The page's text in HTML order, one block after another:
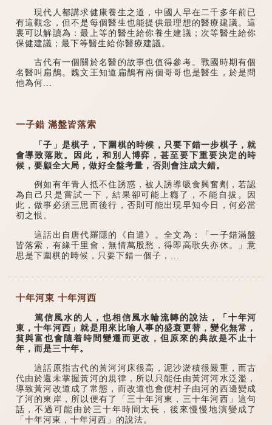
現代人都講求健康養生之道，中國人早在二千多年前已
有這觀念，但不是每個醫生也能提供最理想的醫療建議。這
裏可以解讀為：最上等的醫生給你養生建議；次等醫生給你
保健建議；最下等醫生給你醫療建議。
古代有一個關於名醫的故事也值得參考。戰國時期有個
名醫叫扁鵲。魏文王知道扁鵲有兩個哥哥也是醫生，於是問
他為何...
一子錯 滿盤皆落索
「子」是棋子，下圍棋的時候，只要下錯一步棋子，就
會導致落敗。因此，和別人博弈，甚至要下重要決定的時
候，要顧全大局，做好全盤考量，否則會注成大錯。
例如有年青人抵不住誘惑，被人誘導吸食興奮劑，若認
為自己只是嘗試一下，結果卻可能上癮了，不能自拔。因
此，做事必須三思而後行，否則可能出現早知今日，何必當
初之恨。
這話出自唐代羅隱的《自遣》。全文為：「一子錯滿盤
皆落索，有緣千里會，無情萬股愁，得即高歌失亦休。」意
思是下圍棋的時候，只要下錯一個子，...
十年河東 十年河西
篤信風水的人，也相信風水輪流轉的說法，「十年河
東，十年河西」就是用來比喻人事的盛衰更替，變化無常，
貧與富也會隨着時間變遷而更改，但原來的典故是不止十
年，而是三十年。
這話原指古代的黃河河床很高，泥沙淤積很嚴重，而古
代由於還未掌握黃河的規律，所以只能任由黃河河水泛濫，
導致黃河改道成了常態，而改道也會使村子由河的西邊變成
了河的東岸，所以便有了「三十年河東，三十年河西」這句
話，不過可能由於三十年時間太長，後來慢慢地演變成了
「十年河東，十年河西」的說法。